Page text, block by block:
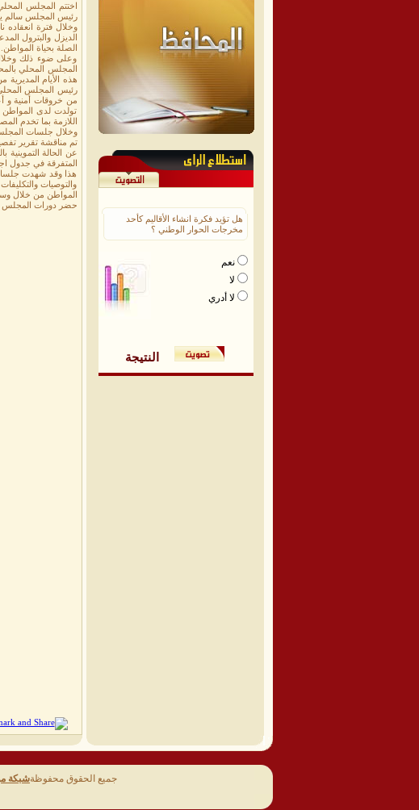
رئيس المجلس سالم
وخلال فترة انعقاده
الديزل والبترول
الصلة بحياة المواطن.
وعلى ضوء ذلك
المجلس المحلي
هذه الأيام
رئيس المجلس المحلي
من خروقات أمنية و
تولدت لدى المواطن
اللازمة بما تخدم
وخلال جلسات المجلس
تم مناقشة تقرير
عن الحالة
المتفرقة في جدول
هذا وقد شهدت
والتوصيات
المواطن من خلال
حضر دورات المجلس
هل تؤيد فكرة انشاء الأقاليم كأحد
مخرجات الحوار الوطني ؟
نعم
لا
لا أدري
النتيجة
جميع الحقوق محفوظةشبكة